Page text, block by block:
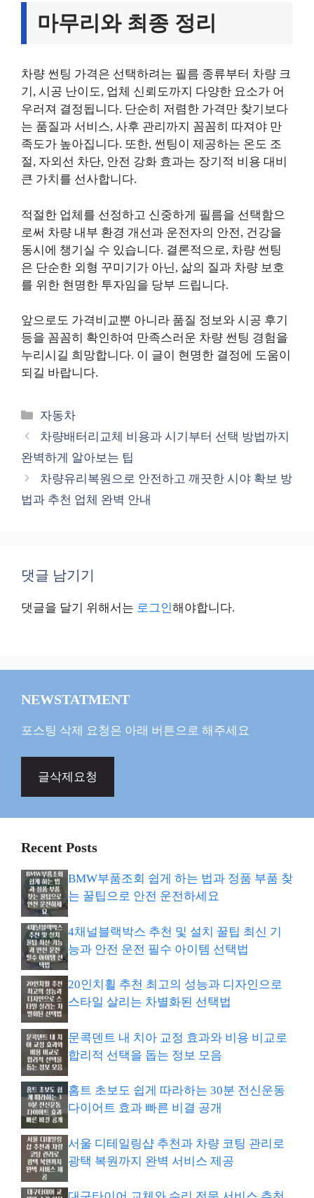
마무리와 최종 정리
차량 썬팅 가격은 선택하려는 필름 종류부터 차량 크
기, 시공 난이도, 업체 신뢰도까지 다양한 요소가 어
우러져 결정됩니다. 단순히 저렴한 가격만 찾기보다
는 품질과 서비스, 사후 관리까지 꼼꼼히 따져야 만
족도가 높아집니다. 또한, 썬팅이 제공하는 온도 조
절, 자외선 차단, 안전 강화 효과는 장기적 비용 대비
큰 가치를 선사합니다.
적절한 업체를 선정하고 신중하게 필름을 선택함으
로써 차량 내부 환경 개선과 운전자의 안전, 건강을
동시에 챙기실 수 있습니다. 결론적으로, 차량 썬팅
은 단순한 외형 꾸미기가 아닌, 삶의 질과 차량 보호
를 위한 현명한 투자임을 당부 드립니다.
앞으로도 가격비교뿐 아니라 품질 정보와 시공 후기
등을 꼼꼼히 확인하여 만족스러운 차량 썬팅 경험을
누리시길 희망합니다. 이 글이 현명한 결정에 도움이
되길 바랍니다.
카
테
리
자동차
차량배터리교체 비용과 시기부터 선택 방법까지
완벽하게 알아보는 팁
차량유리복원으로 안전하고 깨끗한 시야 확보 방
법과 추천 업체 완벽 안내
댓글 남기기
댓글을 달기 위해서는 로그인해야합니다.
NEWSTATMENT
포스팅 삭제 요청은 아래 버튼으로 해주세요
글삭제요청
Recent Posts
BMW부품조회 쉽게 하는 법과 정품 부품 찾
는 꿀팁으로 안전 운전하세요
4채널블랙박스 추천 및 설치 꿀팁 최신 기
능과 안전 운전 필수 아이템 선택법
20인치휠 추천 최고의 성능과 디자인으로
스타일 살리는 차별화된 선택법
문콕덴트 내 치아 교정 효과와 비용 비교로
합리적 선택을 돕는 정보 모음
홈트 초보도 쉽게 따라하는 30분 전신운동
다이어트 효과 빠른 비결 공개
서울 디테일링샵 추천과 차량 코팅 관리로
광택 복원까지 완벽 서비스 제공